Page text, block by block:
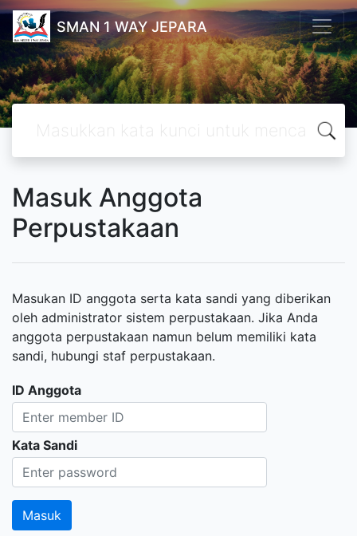
SMAN 1 WAY JEPARA
Masuk Anggota
Perpustakaan
Masukan ID anggota serta kata sandi yang diberikan
oleh administrator sistem perpustakaan. Jika Anda
anggota perpustakaan namun belum memiliki kata
sandi, hubungi staf perpustakaan.
ID Anggota
Kata Sandi